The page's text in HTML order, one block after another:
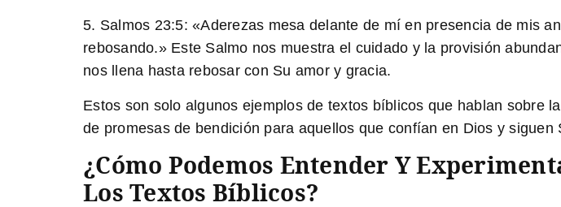
5. Salmos 23:5: «Aderezas mesa delante de mí en presencia de mis
rebosando.» Este Salmo nos muestra el cuidado y la provisión
nos llena hasta rebosar con Su amor y gracia.
Estos son solo algunos ejemplos de textos bíblicos que hablan sobre
de promesas de bendición para aquellos que confían en Dios y siguen
¿Cómo Podemos Entender Y
Los Textos Bíblicos?